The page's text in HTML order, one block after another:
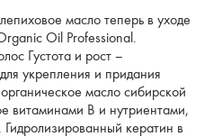
масло теперь в уходе
Oil Professional.
Густота и рост –
укрепления и придания
масло сибирской
витаминами B и нутриентами,
кератин в